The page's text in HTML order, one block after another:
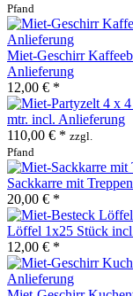
Pfand
Miet-Geschirr
Anlieferung
12,00 € *
mtr. incl. Anlieferung
110,00 € * zzgl.
Pfand
Sackkarre mit
20,00 € *
Löffel 1x25 Stück
12,00 € *